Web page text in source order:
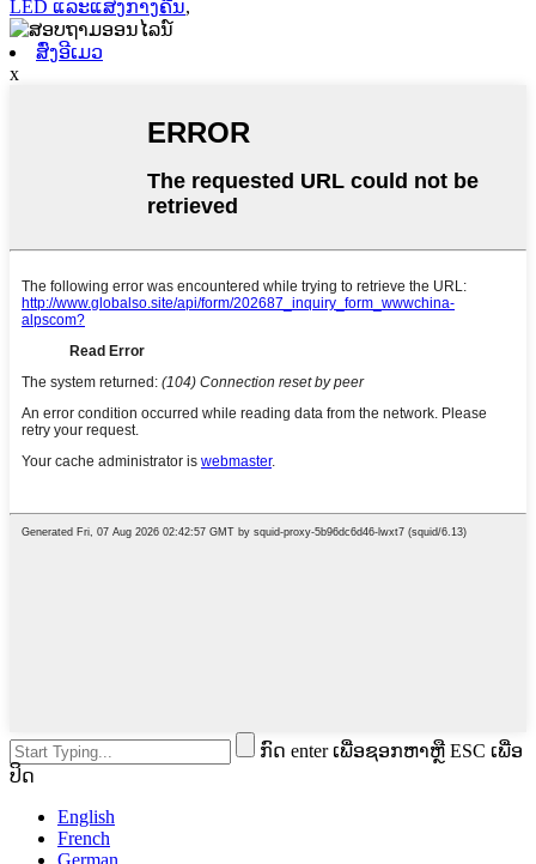
LED ແລະແສງກາງຄືນ,
ສົ່ງອີເມວ
x
ກົດ enter ເພື່ອຊອກຫາຫຼື ESC ເພື່ອ
ປິດ
English
French
German